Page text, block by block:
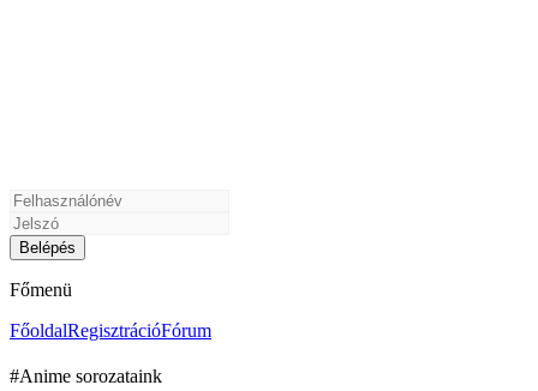
Főmenü
FőoldalRegisztrációFórum
#Anime sorozataink